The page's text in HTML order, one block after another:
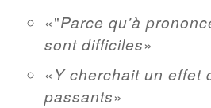
"Parce qu'à
sont difficiles
Y cherchait un effet
passants